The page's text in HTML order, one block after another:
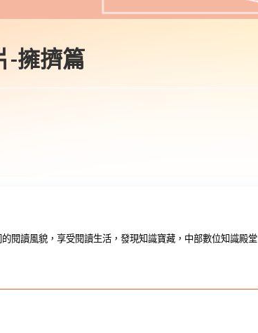
-擁擠篇
閱讀風貌，享受閱讀生活，發現知識寶藏，中部數位知識殿堂